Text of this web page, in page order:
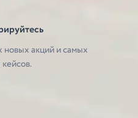
акций и самых